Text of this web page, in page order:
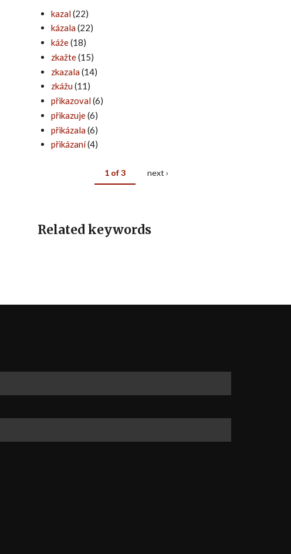
kazal(22)
kázala(22)
káže(18)
zkažte(15)
zkazala(14)
zkážu(11)
přikazoval(6)
přikazuje(6)
přikázala(6)
přikázaní(4)
1 of 3 next ›
Related keywords